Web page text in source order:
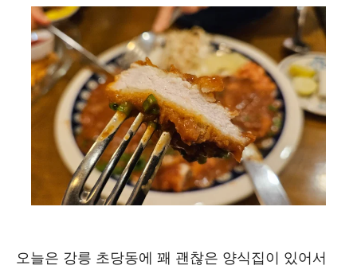
오늘은 강릉 초당동에 꽤 괜찮은 양식집이 있어서